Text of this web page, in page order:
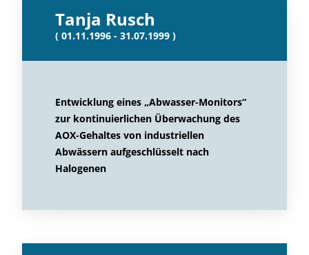
Tanja Rusch
( 01.11.1996 - 31.07.1999 )
Entwicklung eines „Abwasser-Monitors“
zur kontinuierlichen Überwachung des
AOX-Gehaltes von industriellen
Abwässern aufgeschlüsselt nach
Halogenen